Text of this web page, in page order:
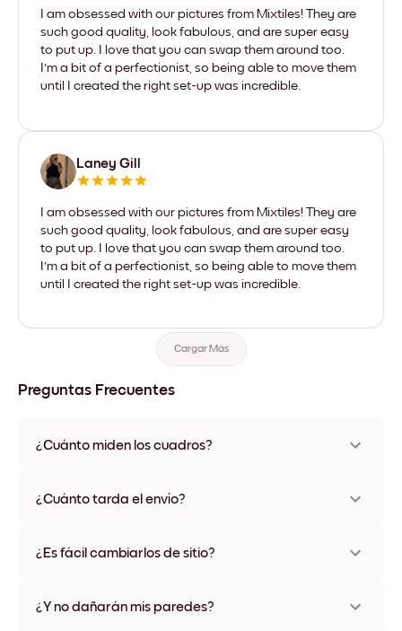
I am obsessed with our pictures from Mixtiles! They are
such good quality, look fabulous, and are super easy
to put up. I love that you can swap them around too.
I'm a bit of a perfectionist, so being able to move them
until I created the right set-up was incredible.
Laney Gill
I am obsessed with our pictures from Mixtiles! They are
such good quality, look fabulous, and are super easy
to put up. I love that you can swap them around too.
I'm a bit of a perfectionist, so being able to move them
until I created the right set-up was incredible.
Cargar Más
Preguntas Frecuentes
¿Cuánto miden los cuadros?
varios materiales y colores de marco, incluidas opciones sin
¿Cuánto tarda el envío?
disponibles en algunos países. Te enviaremos un número de
¿Es fácil cambiarlos de sitio?
ningún daño
¿Y no dañarán mis paredes?